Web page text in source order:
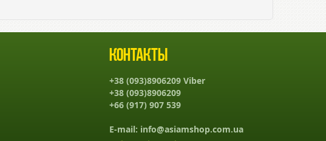
Контакты
+38 (093)8906209 Viber
+38 (093)8906209
+66 (917) 907 539
E-mail: info@asiamshop.com.ua